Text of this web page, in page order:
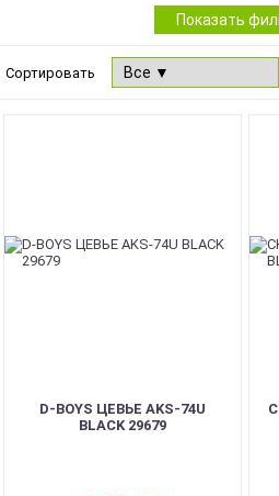
Показать
Сортировать
D-BOYS ЦЕВЬЕ AKS-74U
BLACK 29679